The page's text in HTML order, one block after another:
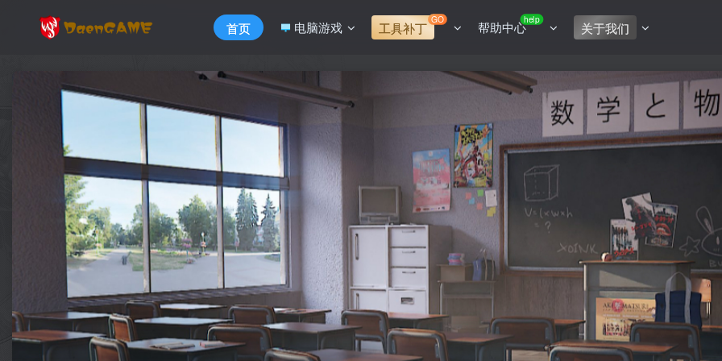
首页 电脑游戏 工具补丁 GO 帮助中心help 关于我们